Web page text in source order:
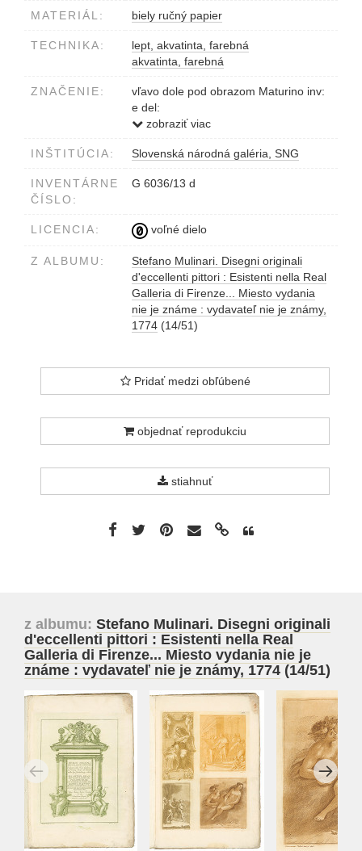
MATERIÁL: biely ručný papier
TECHNIKA:
lept, akvatinta, farebná
akvatinta, farebná
ZNAČENIE:
vľavo dole pod obrazom Maturino inv:
e del:
vpravo dole pod obrazom S. Mulinari
zobraziť viac
INŠTITÚCIA: Slovenská národná galéria, SNG
INVENTÁRNE
ČÍSLO:
G 6036/13 d
LICENCIA: voľné dielo
Z ALBUMU:
Stefano Mulinari. Disegni originali
d'eccellenti pittori : Esistenti nella Real
Galleria di Firenze... Miesto vydania
nie je známe : vydavateľ nie je známy,
1774 (14/51)
Pridať medzi obľúbené
objednať reprodukciu
stiahnuť
z albumu: Stefano Mulinari. Disegni originali
d'eccellenti pittori : Esistenti nella Real
Galleria di Firenze... Miesto vydania nie je
známe : vydavateľ nie je známy, 1774 (14/51)